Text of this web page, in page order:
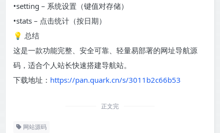
•setting – 系统设置（键值对存储）
•stats – 点击统计（按日期）
💡 总结
这是一款功能完整、安全可靠、轻量易部署的网址导航源
码，适合个人站长快速搭建导航站。
下载地址： https://pan.quark.cn/s/3011b2c66b53
正文完
网站源码